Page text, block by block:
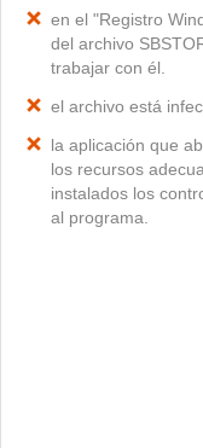
en el "Registro
del archivo
trabajar con él.
el archivo está
la aplicación que
los recursos
instalados los
al programa.